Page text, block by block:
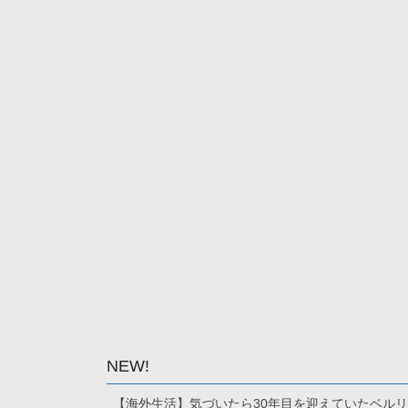
NEW!
【海外生活】気づいたら30年目を迎えていたベル